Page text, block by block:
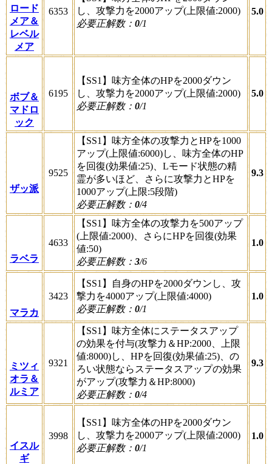
ロード
メア＆
レベル
メア
6353
し、攻撃力を2000アップ(上限値:2000)
必要正解数： 0/1
5.0
ボブ＆
マドロ
ック
6195
【SS1】味方全体のHPを2000ダウン
し、攻撃力を2000アップ(上限値:2000)
必要正解数： 0/1
5.0
ザッ派
9525
【SS1】味方全体の攻撃力とHPを1000
アップ(上限値:6000)し、味方全体のHP
を回復(効果値:25)、Lモード状態の精
霊が多いほど、さらに攻撃力とHPを
1000アップ(上限:5段階)
必要正解数： 0/4
9.3
ラベラ
4633
【SS1】味方全体の攻撃力を500アップ
(上限値:2000)、さらにHPを回復(効果
値:50)
必要正解数： 3/6
1.0
マラカ
3423
【SS1】自身のHPを2000ダウンし、攻
撃力を4000アップ(上限値:4000)
必要正解数： 0/1
1.0
ミツィ
オラ＆
ルミア
9321
【SS1】味方全体にステータスアップ
の効果を付与(攻撃力＆HP:2000、上限
値:8000)し、HPを回復(効果値:25)、の
ろい状態ならステータスアップの効果
がアップ(攻撃力＆HP:8000)
必要正解数： 0/4
9.3
イスル
ギ
3998
【SS1】味方全体のHPを2000ダウン
し、攻撃力を2000アップ(上限値:2000)
必要正解数： 0/1
1.0